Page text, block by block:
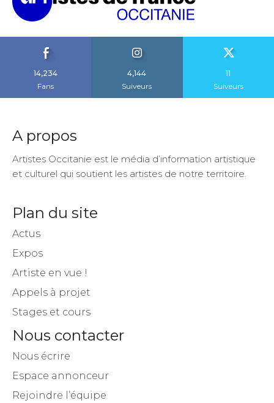
14,234
Fans
4,144
Suiveurs
11
Suiveurs
A propos
Artistes Occitanie est le média d’information artistique
et culturel qui soutient les artistes de notre territoire.
Plan du site
Actus
Expos
Artiste en vue !
Appels à projet
Stages et cours
Nous contacter
Nous écrire
Espace annonceur
Rejoindre l’équipe